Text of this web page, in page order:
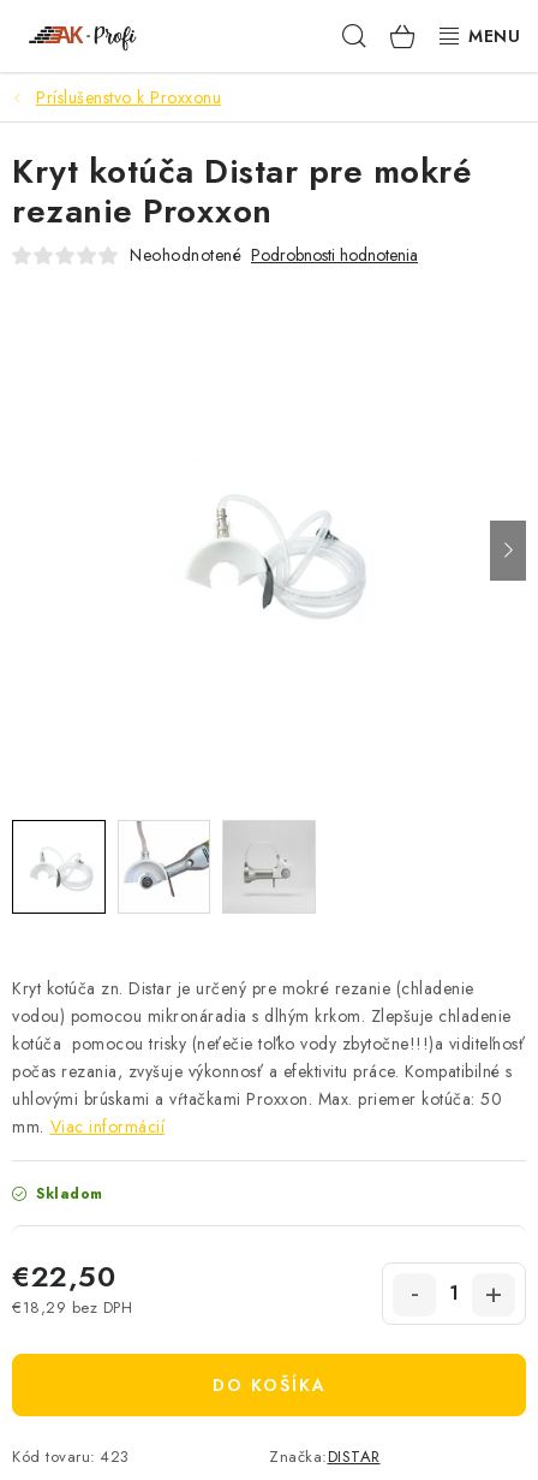
Hľadať
KOŠÍK
SIGMA
TENAX
VŠETKO ČO POTREBUJEŠ
ODSÁVANIE NA REZANIE A BRÚSENIE OBKLADOV
Ako nakupovať
Obchodné podmienky
Podmienky ochrany osobných údajov
Príslušenstvo k Proxxonu
Kryt kotúča zn. Distar je určený pre mokré rezanie (chladenie
vodou) pomocou mikronáradia s dlhým krkom. Zlepšuje chladenie
kotúča pomocou trisky (neťečie toľko vody zbytočne!!!)a viditeľnosť
počas rezania, zvyšuje výkonnosť a efektivitu práce. Kompatibilné s
uhlovými brúskami a vŕtačkami Proxxon. Max. priemer kotúča: 50
mm. Viac informácií
Skladom
€22,50
€18,29 bez DPH
DO KOŠÍKA
Kód tovaru: 423 Značka:DISTAR
Kryt kotúča Distar pre mokré
rezanie Proxxon
Neohodnotené Podrobnosti hodnotenia